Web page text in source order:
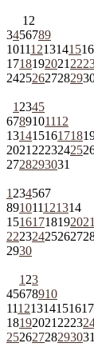
1 2
3456789
10111213141516
1718192021 22
242526272829
1 2345
6789101112
131415161718
2021 22232425
2728293031
1 234567
891011121314
15161718192021
222324252627
2930
1 23
45678910
11121314151617
18192021 2223
25262728293031